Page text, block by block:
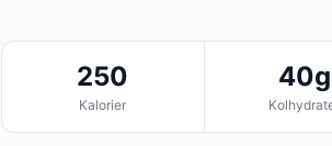
250
Kalorier
40g